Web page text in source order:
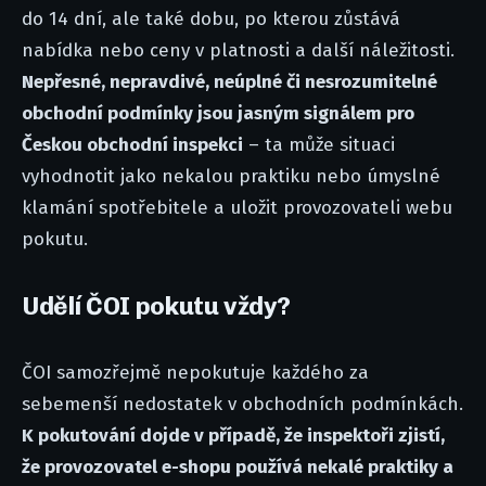
do 14 dní, ale také dobu, po kterou zůstává
nabídka nebo ceny v platnosti a další náležitosti.
Nepřesné, nepravdivé, neúplné či nesrozumitelné
obchodní podmínky jsou jasným signálem pro
Českou obchodní inspekci – ta může situaci
vyhodnotit jako nekalou praktiku nebo úmyslné
klamání spotřebitele a uložit provozovateli webu
pokutu.
Udělí ČOI pokutu vždy?
ČOI samozřejmě nepokutuje každého za
sebemenší nedostatek v obchodních podmínkách.
K pokutování dojde v případě, že inspektoři zjistí,
že provozovatel e-shopu používá nekalé praktiky a